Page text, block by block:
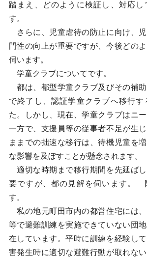
踏まえ、どのように検証し、対応し
す。
さらに、児童虐待の防止に向け、
門性の向上が重要ですが、今後どの
伺います。
学童クラブについてです。
都は、都型学童クラブ及びその補
で終了し、認証学童クラブへ移行す
た。しかし、現在、学童クラブはニ
一方で、支援員等の従事者不足が生
ままでの拙速な移行は、待機児童を
な影響を及ぼすことが懸念されます。
適切な時期まで移行期間を先延ば
要ですが、都の見解を伺います。
す。
私の地元町田市内の都営住宅には
等で避難訓練を実施できていない団
在しています。平時に訓練を経験し
害発生時に適切な避難行動が取れな